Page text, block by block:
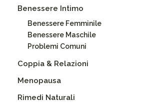
Benessere Intimo
Benessere Femminile
Benessere Maschile
Problemi Comuni
Coppia & Relazioni
Menopausa
Rimedi Naturali